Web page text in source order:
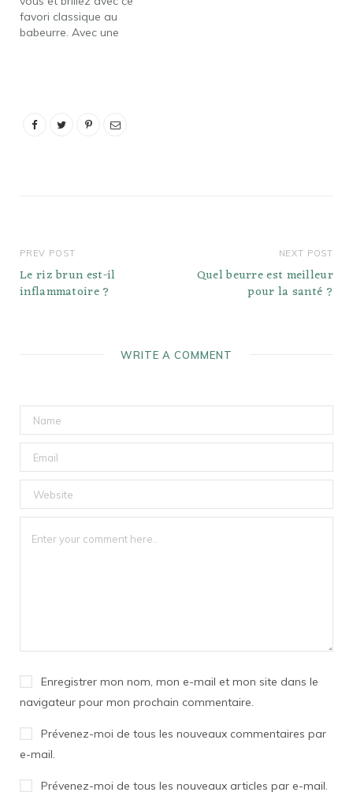
des lipides 66,5 (34,2 %)
% de la valeur…
favori classique au
babeurre. Avec une
confitures ou des fruits
PREV POST
Le riz brun est-il
inflammatoire ?
NEXT POST
Quel beurre est meilleur
pour la santé ?
WRITE A COMMENT
Enregistrer mon nom, mon e-mail et mon site dans le
navigateur pour mon prochain commentaire.
Prévenez-moi de tous les nouveaux commentaires par
e-mail.
Prévenez-moi de tous les nouveaux articles par e-mail.